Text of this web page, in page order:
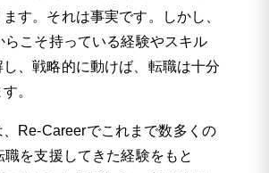
す。それは事実です。しかし、
らこそ持っている経験やスキル
し、戦略的に動けば、転職は十分
。
、Re-Careerでこれまで数多くの
職を支援してきた経験をもと